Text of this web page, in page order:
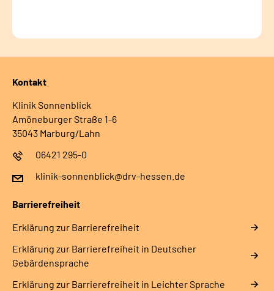
Kontakt
Klinik Sonnenblick
Amöneburger Straße 1-6
35043 Marburg/Lahn
06421 295-0
klinik-sonnenblick@drv-hessen.de
Barrierefreiheit
Erklärung zur Barrierefreiheit
Erklärung zur Barrierefreiheit in Deutscher
Gebärdensprache
Erklärung zur Barrierefreiheit in Leichter Sprache